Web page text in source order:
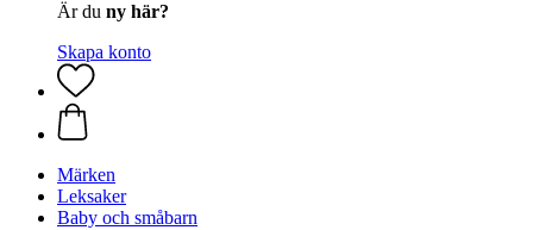
Är du ny här?
Skapa konto
Märken
Leksaker
Baby och småbarn